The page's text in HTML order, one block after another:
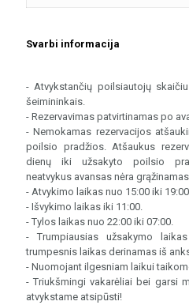
Svarbi informacija
- Atvykstančių poilsiautojų
šeimininkais.
- Rezervavimas patvirtinamas po
- Nemokamas rezervacijos
poilsio pradžios. Atšaukus
dienų iki užsakyto poilsio
neatvykus avansas nėra
- Atvykimo laikas nuo 15:00 iki
- Išvykimo laikas iki 11:00.
- Tylos laikas nuo 22:00 iki 07:00.
- Trumpiausias užsakymo
trumpesnis laikas derinamas iš
- Nuomojant ilgesniam laikui
- Triukšmingi vakarėliai bei garsi
atvykstame atsipūsti!